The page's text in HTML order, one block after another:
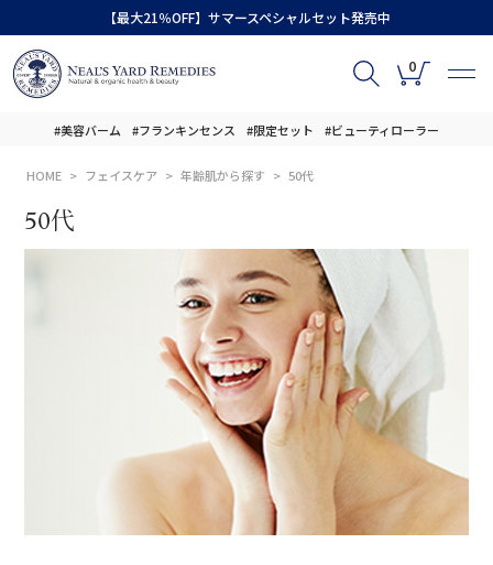
【最大21％OFF】サマースペシャルセット発売中
0
#美容バーム #フランキンセンス #限定セット #ビューティローラー
HOME フェイスケア 年齢肌から探す 50代
50代